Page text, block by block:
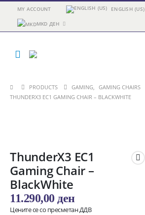
MY ACCOUNT ENGLISH (US)
MKD ДЕН
PRODUCTS GAMING,
GAMING CHAIRS
THUNDERX3 EC1 GAMING CHAIR – BLACKWHITE
ThunderX3 EC1
Gaming Chair –
BlackWhite
11.290,00 ден
Цените се со пресметан ДДВ